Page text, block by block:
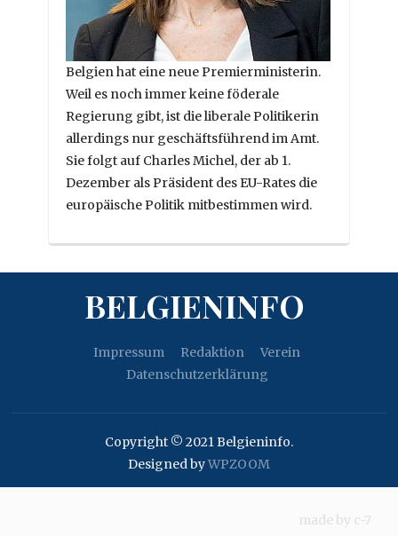
Belgien hat eine neue Premierministerin.
Weil es noch immer keine föderale
Regierung gibt, ist die liberale Politikerin
allerdings nur geschäftsführend im Amt.
Sie folgt auf Charles Michel, der ab 1.
Dezember als Präsident des EU-Rates die
europäische Politik mitbestimmen wird.
BELGIENINFO
Impressum Redaktion
Verein
Datenschutzerklärung
Copyright © 2021 Belgieninfo.
Designed byWPZOOM
made by c-7